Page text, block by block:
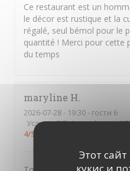
Этот
кукис и
Ce restaurant est un
le décor est rustique et la
régalé, seul bémol pour le
quantité ! Merci pour cette
du temps
maryline H
2026-07-28- 19:30 - гости 6
Услуги:5/5 Атмосфера:4/5
4/5